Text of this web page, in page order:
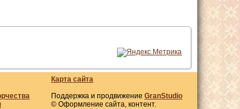
Карта сайта
Поддержка и продвижение GranStudio
© Оформление сайта, контент.